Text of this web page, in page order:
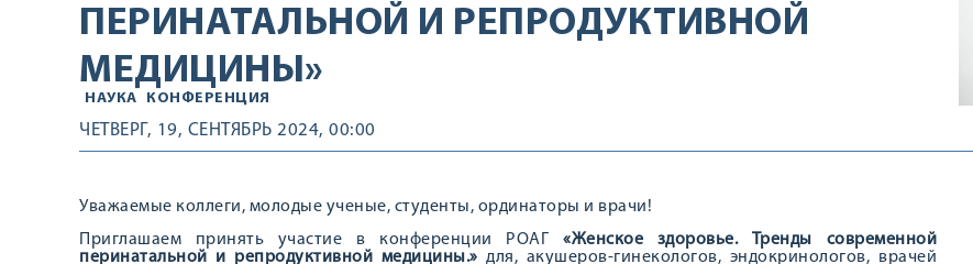
ПЕРИНАТАЛЬНОЙ И РЕПРОДУКТИВНОЙ
МЕДИЦИНЫ»
НАУКА КОНФЕРЕНЦИЯ
ЧЕТВЕРГ, 19, СЕНТЯБРЬ 2024, 00:00
Уважаемые коллеги, молодые ученые, студенты, ординаторы и врачи!
Приглашаем принять участие в конференции РОАГ «Женское здоровье. Тренды современной
перинатальной и репродуктивной медицины.»для, акушеров-гинекологов, эндокринологов, врачей